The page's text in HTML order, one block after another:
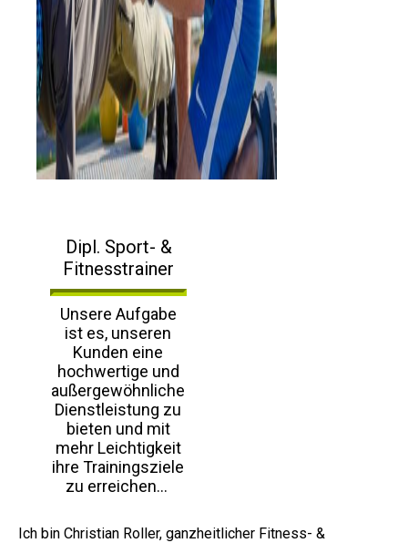
Dipl. Sport- &
Fitnesstrainer
Unsere Aufgabe
ist es, unseren
Kunden eine
hochwertige und
außergewöhnliche
Dienstleistung zu
bieten und mit
mehr Leichtigkeit
ihre Trainingsziele
zu erreichen...
Ich bin Christian Roller, ganzheitlicher Fitness- &